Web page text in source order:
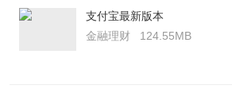
支付宝最新版本
金融理财
124.55MB